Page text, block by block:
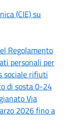
(CIE) su
Regolamento
personali per
sociale rifiuti
di sosta 0-24
Via
2026 fino a